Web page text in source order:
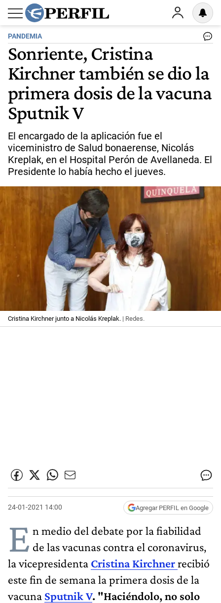
PANDEMIA
Sonriente, Cristina
Kirchner también se dio la
primera dosis de la vacuna
Sputnik V
El encargado de la aplicación fue el
viceministro de Salud bonaerense, Nicolás
Kreplak, en el Hospital Perón de Avellaneda. El
Presidente lo había hecho el jueves.
Cristina Kirchner junto a Nicolás Kreplak. | Redes.
24-01-2021 14:00 Agregar PERFIL en Google
E n medio del debate por la fiabilidad
de las vacunas contra el coronavirus,
la vicepresidenta Cristina Kirchnerrecibió
este fin de semana la primera dosis de la
vacuna Sputnik V. "Haciéndolo, no solo